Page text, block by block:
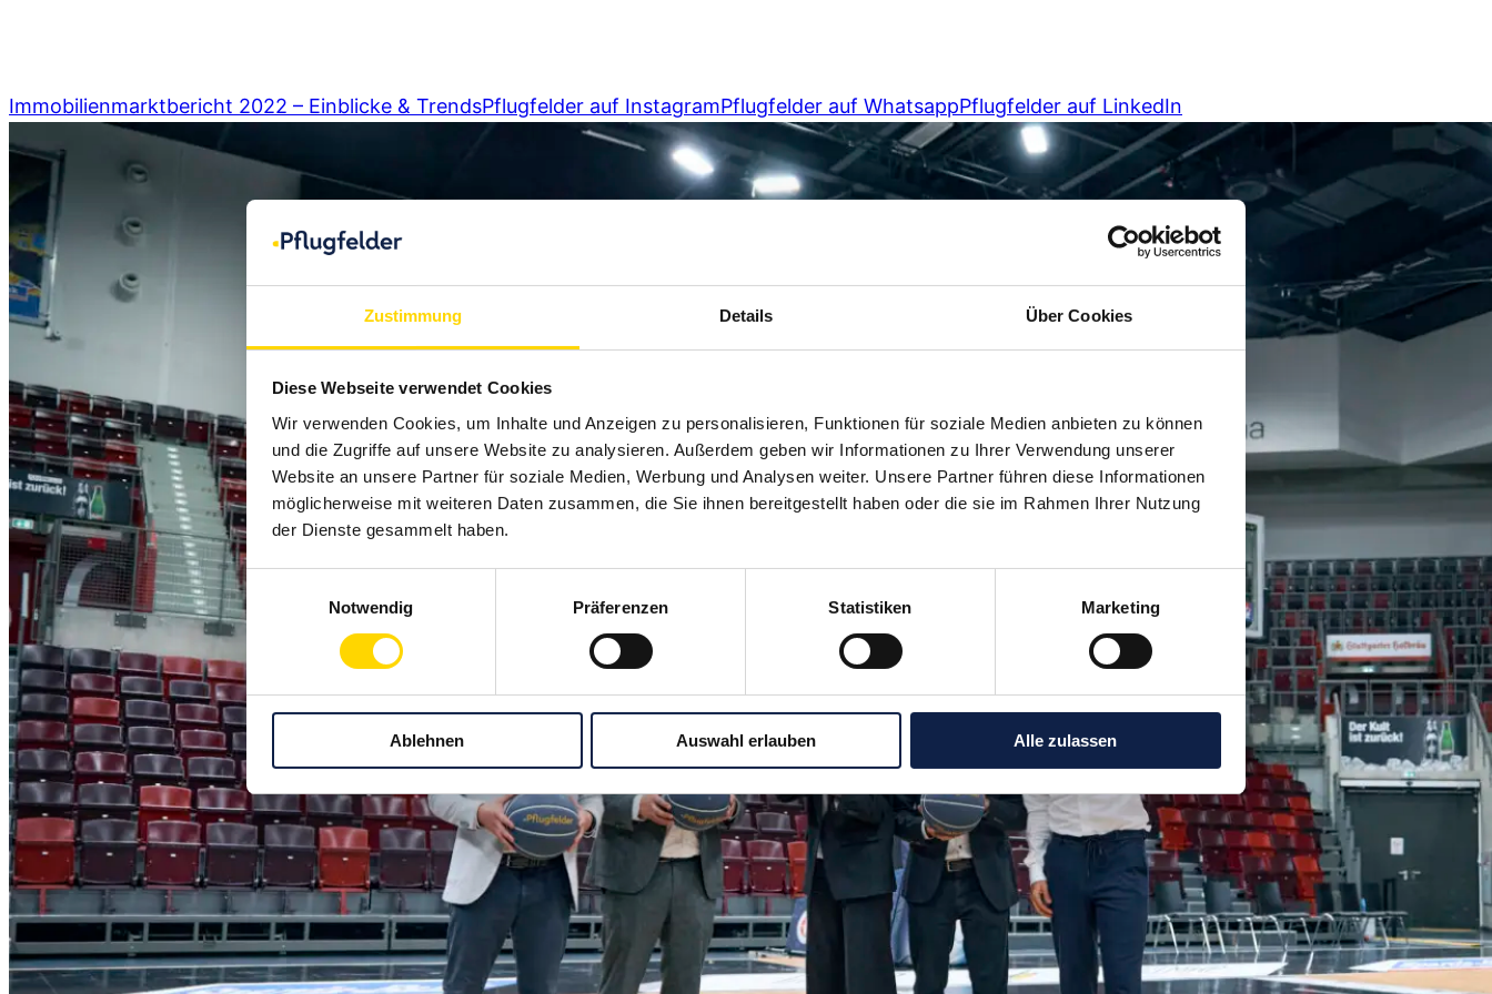
Zustimmung Details Über Cookies
Diese Webseite verwendet Cookies
Wir verwenden Cookies, um Inhalte und Anzeigen zu personalisieren, Funktionen für soziale Medien anbieten zu können
und die Zugriffe auf unsere Website zu analysieren. Außerdem geben wir Informationen zu Ihrer Verwendung unserer
Website an unsere Partner für soziale Medien, Werbung und Analysen weiter. Unsere Partner führen diese Informationen
möglicherweise mit weiteren Daten zusammen, die Sie ihnen bereitgestellt haben oder die sie im Rahmen Ihrer Nutzung
der Dienste gesammelt haben.
Einwilligungsauswahl
Notwendig
Präferenzen Statistiken Marketing
Ablehnen Auswahl erlauben Alle zulassen
Immobilienmarktbericht 2022 – Einblicke & TrendsPflugfelder auf InstagramPflugfelder auf WhatsappPflugfelder auf LinkedIn